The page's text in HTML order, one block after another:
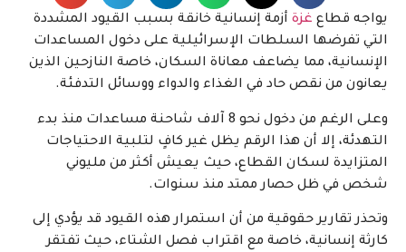
يواجه قطاع غزة أزمة إنسانية خانقة بسبب القيود المشددة
التي تفرضها السلطات الإسرائيلية على دخول المساعدات
الإنسانية، مما يضاعف معاناة السكان، خاصة النازحين الذين
يعانون من نقص حاد في الغذاء والدواء ووسائل التدفئة.
وعلى الرغم من دخول نحو 8 آلاف شاحنة مساعدات منذ بدء
التهدئة، إلا أن هذا الرقم يظل غير كافٍ لتلبية الاحتياجات
المتزايدة لسكان القطاع، حيث يعيش أكثر من مليوني
شخص في ظل حصار ممتد منذ سنوات.
وتحذر تقارير حقوقية من أن استمرار هذه القيود قد يؤدي إلى
كارثة إنسانية، خاصة مع اقتراب فصل الشتاء، حيث تفتقر